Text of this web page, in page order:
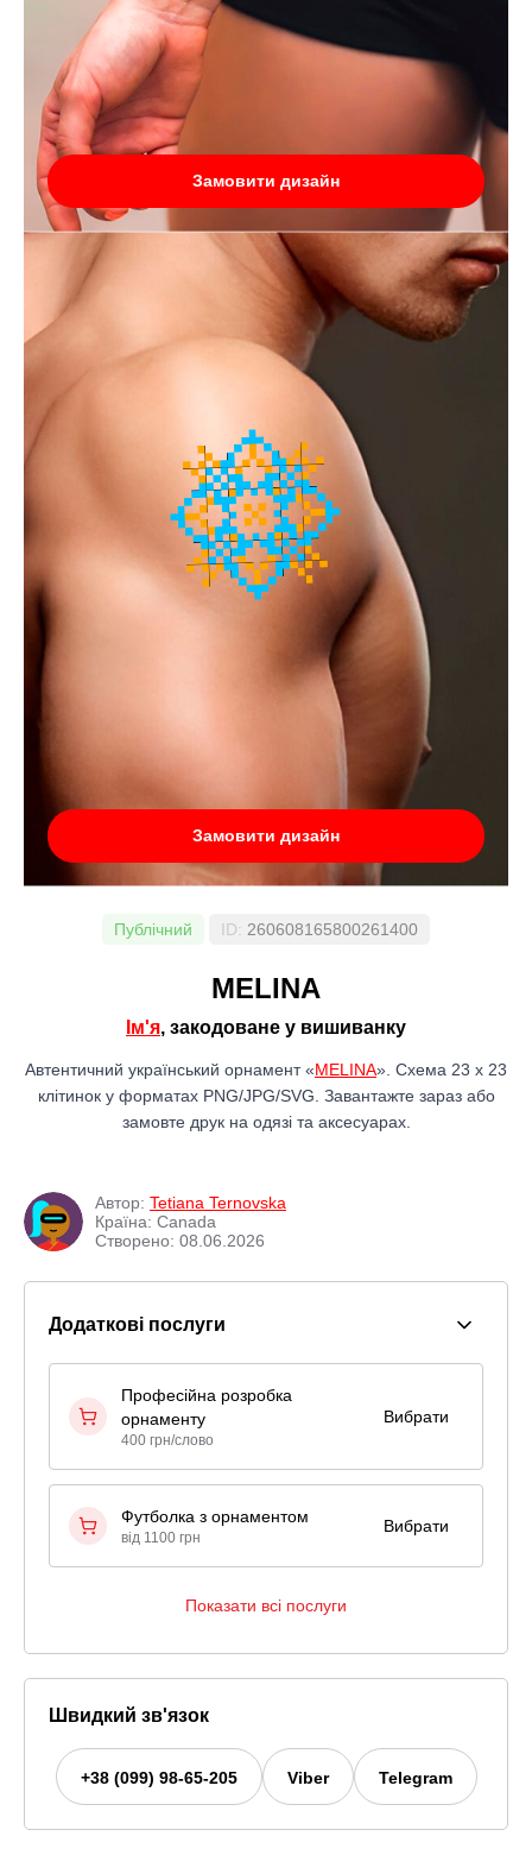
Замовити дизайн
Замовити дизайн
Публічний ID: 260608165800261400
МЕLINA
Ім'я, закодоване у вишиванку
Автентичний український орнамент «МЕLINA». Схема 23 x 23
клітинок у форматах PNG/JPG/SVG. Завантажте зараз або
замовте друк на одязі та аксесуарах.
Автор: Tetiana Ternovska
Країна: Canada
Створено: 08.06.2026
Додаткові послуги
Професійна розробка
орнаменту
400 грн/слово
Вибрати
Футболка з орнаментом
від 1100 грн
Вибрати
Показати всі послуги
Швидкий зв'язок
+38 (099) 98-65-205 Viber Telegram